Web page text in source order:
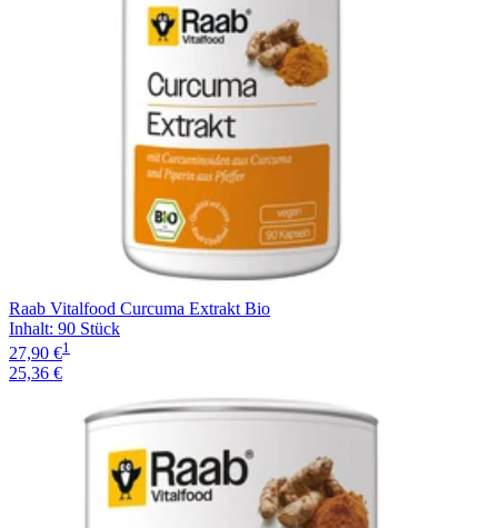
Raab Vitalfood Curcuma Extrakt Bio
Inhalt: 90 Stück
27,90 €1
25,36 €